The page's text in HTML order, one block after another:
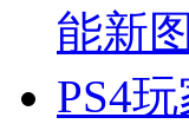
能新
PS4